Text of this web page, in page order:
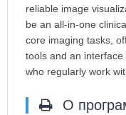
reliable image
be an all-in-one
core imaging tasks,
tools and an
who regularly work
О